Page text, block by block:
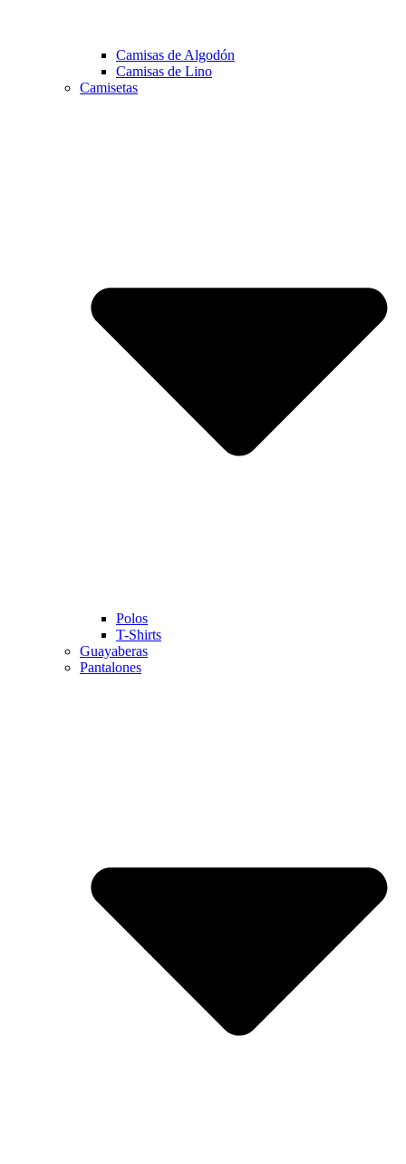
Camisas de Algodón
Camisas de Lino
Camisetas
Polos
T-Shirts
Guayaberas
Pantalones